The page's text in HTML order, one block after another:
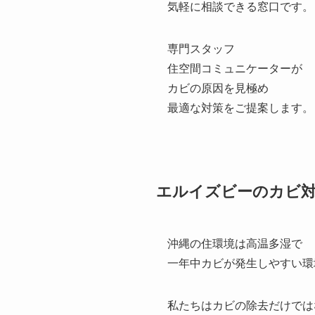
気軽に相談できる窓口です。
専門スタッフ
住空間コミュニケーターが
カビの原因を見極め
最適な対策をご提案します。
エルイズビーのカビ
沖縄の住環境は高温多湿で
一年中カビが発生しやすい環
私たちはカビの除去だけでは